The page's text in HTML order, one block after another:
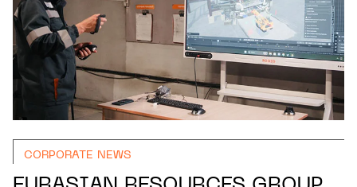
CORPORATE NEWS